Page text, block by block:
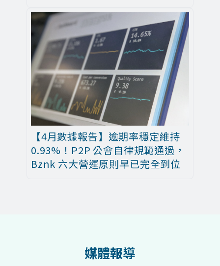
【4月數據報告】逾期率穩定維持
0.93%！P2P 公會自律規範通過，
Bznk 六大營運原則早已完全到位
媒體報導